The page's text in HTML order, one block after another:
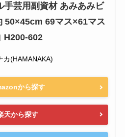
手芸用副資材 あみあみビ
50×45cm 69マス×61マス
H200-602
カ(HAMANAKA)
から探す
天から探す